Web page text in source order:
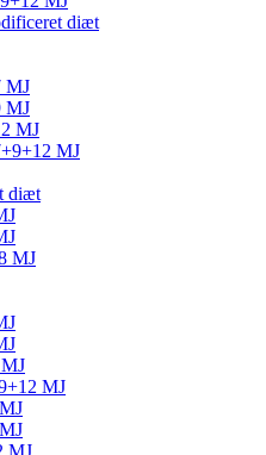
diæt
MJ
MJ
MJ
MJ
diæt
MJ
MJ
MJ